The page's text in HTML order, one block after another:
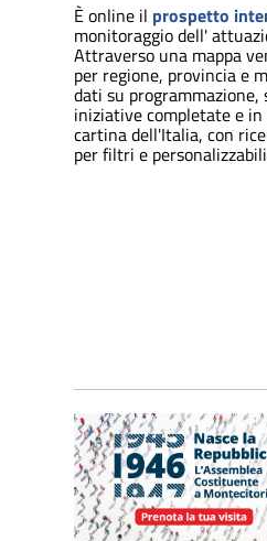
È online il prospetto
monitoraggio dell'
Attraverso una mappa
per regione, provincia e
dati su programmazione,
iniziative completate e in
cartina dell'Italia, con
per filtri e